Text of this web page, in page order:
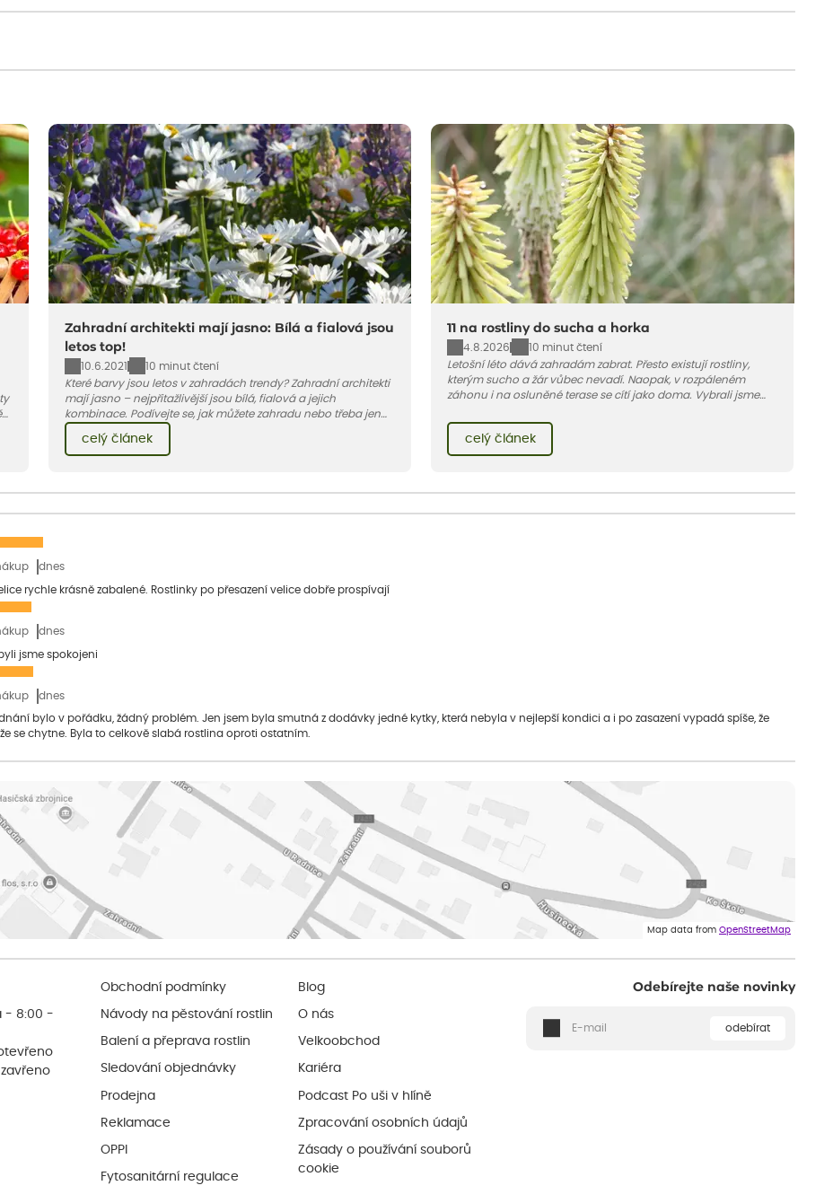
Zahradní architekti mají jasno: Bílá a fialová jsou
letos top!
10.6.2021
10 minut čtení
Které barvy jsou letos v zahradách trendy? Zahradní architekti
mají jasno – nejpřitažlivější jsou bílá, fialová a jejich
kombinace. Podívejte se, jak můžete zahradu nebo třeba jen
obléknout i vy.
celý článek
11 na rostliny do sucha a horka
4.8.2026
10 minut čtení
Letošní léto dává zahradám zabrat. Přesto existují rostliny,
kterým sucho a žár vůbec nevadí. Naopak, v rozpáleném
záhonu i na osluněné terase se cítí jako doma. Vybrali jsme
léto bez pravidelné zálivky. Pojďme se podívat, které to jsou.
celý článek
dnes
rychle krásně zabalené. Rostlinky po přesazení velice dobře prospívají
dnes
jsme spokojeni
dnes
bylo v pořádku, žádný problém. Jen jsem byla smutná z dodávky jedné kytky, která nebyla v nejlepší kondici a i po zasazení vypadá spíše, že
se chytne. Byla to celkově slabá rostlina oproti ostatním.
Map data from OpenStreetMap
- 8:00 -
Obchodní podmínky
Návody na pěstování rostlin
Balení a přeprava rostlin
Sledování objednávky
Prodejna
Reklamace
OPPI
Fytosanitární regulace
Blog
O nás
Velkoobchod
Kariéra
Podcast Po uši v hlíně
Zpracování osobních údajů
Zásady o používání souborů
cookie
Odebírejte naše novinky
odebírat